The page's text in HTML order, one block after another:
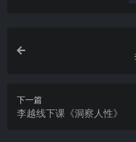
下一篇
李越线下课《洞察人性》